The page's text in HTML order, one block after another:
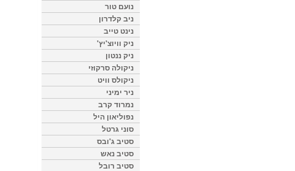
נועם טור
ניב קלדרון
נינט טייב
ניק וויוצ'יץ'
ניק ננטון
ניקולה סרקוזי
ניקולס וויט
ניר ימיני
נמרוד קרב
נפוליאון היל
סוני גרטל
סטיב ג'ובס
סטיב נאש
סטיב רובל